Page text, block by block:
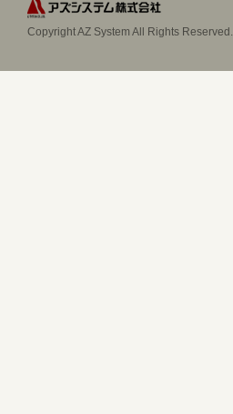
Copyright AZ System All Rights Reserved.